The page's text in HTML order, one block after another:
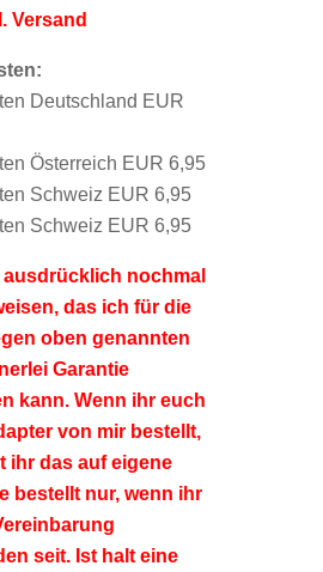
Versand
Deutschland EUR
Österreich EUR 6,95
Schweiz EUR 6,95
Schweiz EUR 6,95
ausdrücklich nochmal
das ich für die
oben genannten
Garantie
kann. Wenn ihr euch
von mir bestellt,
ihr das auf eigene
bestellt nur, wenn ihr
seit. Ist halt eine